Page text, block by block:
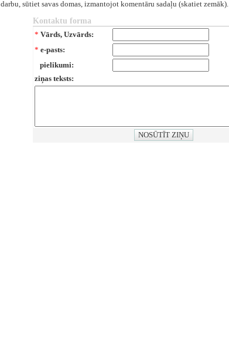
darbu, sūtiet savas domas, izmantojot komentāru sadaļu (skatiet zemāk).
Kontaktu forma
* Vārds, Uzvārds:
* e-pasts:
pielikumi:
ziņas teksts: